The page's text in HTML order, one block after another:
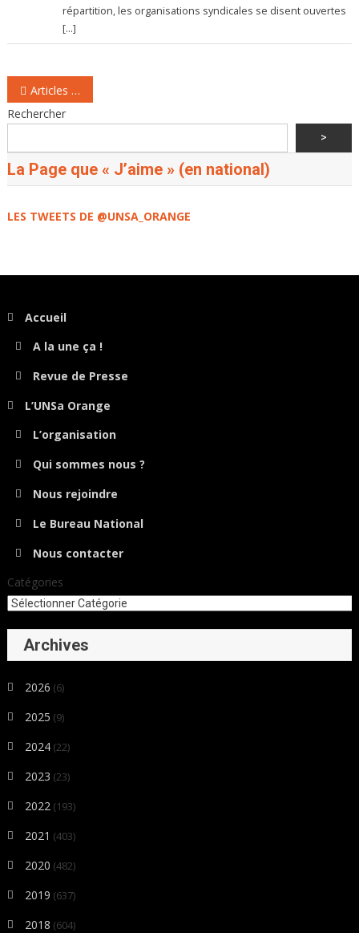
répartition, les organisations syndicales se disent ouvertes
[…]
Navigation
des
articles
Articles plus anciens
Rechercher
>
La Page que « J’aime » (en national)
LES TWEETS DE @UNSA_ORANGE
Accueil
A la une ça !
Revue de Presse
L’UNSa Orange
L’organisation
Qui sommes nous ?
Nous rejoindre
Le Bureau National
Nous contacter
Catégories
Archives
2026 (6)
2025 (9)
2024 (22)
2023 (23)
2022 (193)
2021 (403)
2020 (482)
2019 (637)
2018 (604)